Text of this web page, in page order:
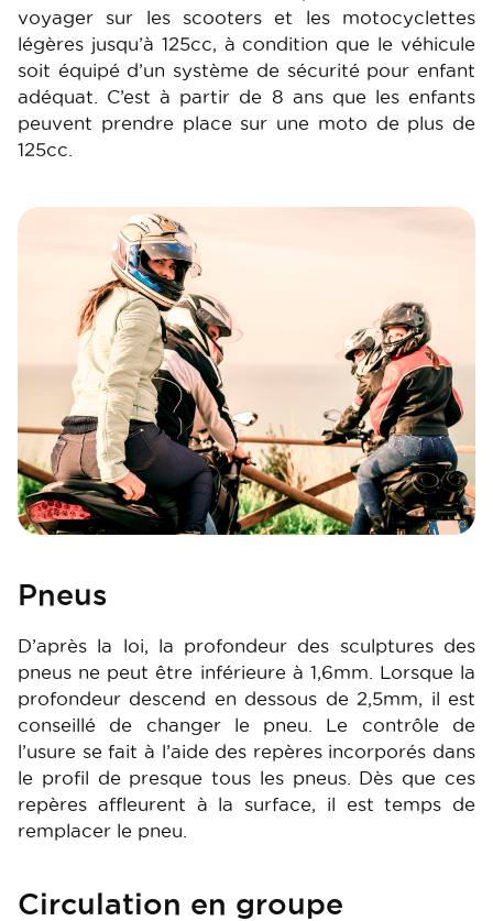
voyager sur les scooters et les motocyclettes
légères jusqu’à 125cc, à condition que le véhicule
soit équipé d’un système de sécurité pour enfant
adéquat. C’est à partir de 8 ans que les enfants
peuvent prendre place sur une moto de plus de
125cc.
Image
Pneus
D’après la loi, la profondeur des sculptures des
pneus ne peut être inférieure à 1,6mm. Lorsque la
profondeur descend en dessous de 2,5mm, il est
conseillé de changer le pneu. Le contrôle de
l’usure se fait à l’aide des repères incorporés dans
le profil de presque tous les pneus. Dès que ces
repères affleurent à la surface, il est temps de
remplacer le pneu.
Circulation en groupe